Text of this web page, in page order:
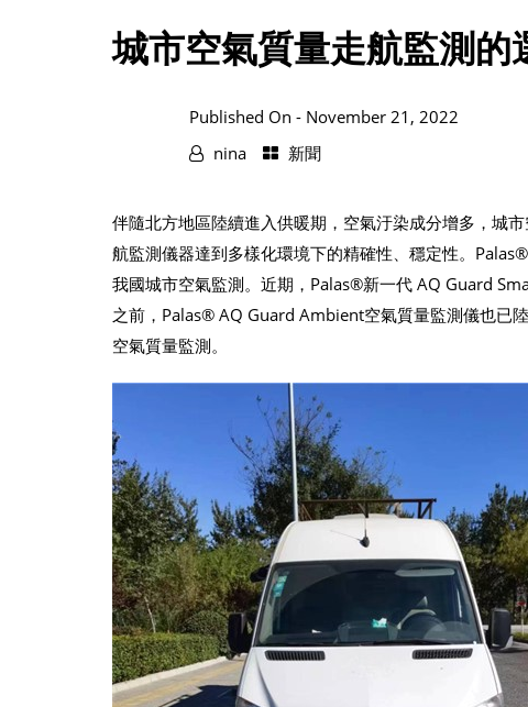
城市空氣質量走航監測的
Published On - November 21, 2022
nina
新聞
伴隨北方地區陸續進入供暖期，空氣汙染成分增多，城
航監測儀器達到多樣化環境下的精確性、穩定性。
我國城市空氣監測。近期，Palas®新一代 AQ Guard
之前，Palas® AQ Guard Ambient空氣質量監測儀也已
空氣質量監測。